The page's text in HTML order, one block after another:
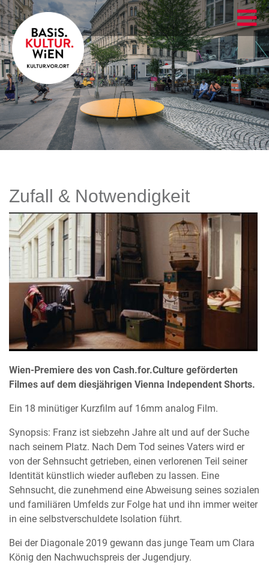
Zufall & Notwendigkeit
Wien-Premiere des von Cash.for.Culture geförderten
Filmes auf dem diesjährigen Vienna Independent Shorts.
Ein 18 minütiger Kurzfilm auf 16mm analog Film.
Synopsis: Franz ist siebzehn Jahre alt und auf der Suche
nach seinem Platz. Nach Dem Tod seines Vaters wird er
von der Sehnsucht getrieben, einen verlorenen Teil seiner
Identität künstlich wieder aufleben zu lassen. Eine
Sehnsucht, die zunehmend eine Abweisung seines sozialen
und familiären Umfelds zur Folge hat und ihn immer weiter
in eine selbstverschuldete Isolation führt.
Bei der Diagonale 2019 gewann das junge Team um Clara
König den Nachwuchspreis der Jugendjury.